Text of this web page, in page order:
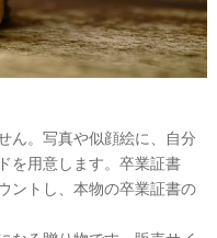
ん。写真や似顔絵に、自分
を用意します。卒業証書
ントし、本物の卒業証書の